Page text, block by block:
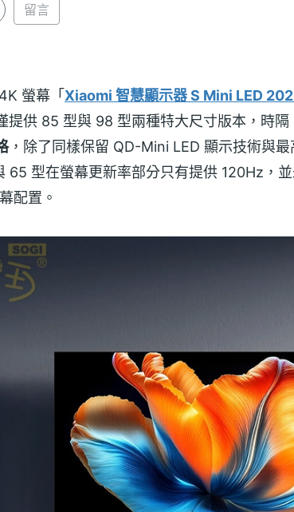
留言
螢幕「Xiaomi 智慧顯示器 S Mini LED
提供 85 型與 98 型兩種特大尺寸版本，時
，除了同樣保留 QD-Mini LED 顯示技術與
65 型在螢幕更新率部分只有提供 120Hz，
配置。